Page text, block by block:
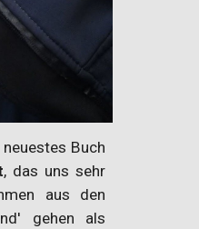
Buch
, das uns sehr
aus den
gehen als